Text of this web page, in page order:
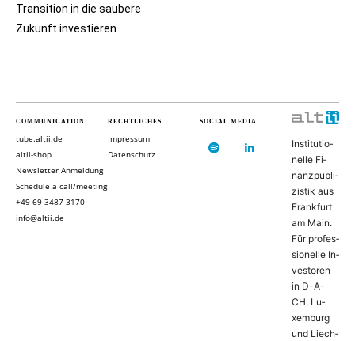
Transition in die saubere
Zukunft investieren
COMMUNICATION
tube.altii.de
altii-shop
Newsletter Anmeldung
Schedule a call/meeting
+49 69 3487 3170
info@altii.de
RECHTLICHES
Impressum
Datenschutz
SOCIAL MEDIA
In­sti­tu­ti­o­
nel­le Fi­
nanz­pu­bli­
zis­tik aus
Frank­furt
am Main.
Für pro­fes­
si­o­nel­le In­
ves­to­ren
in D-­A­-
CH, Lu­
xem­burg
und Liech­